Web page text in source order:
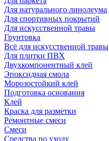
Для натурального линолеума
Для спортивных покрытий
Для искусственной травы
Грунтовка
Всё для искусственной травы
Для плитки ПВХ
Двухкомпонентный клей
Эпоксидная смола
Морозостойкий клей
Подготовка основания
Клей
Краска для разметки
Ремонтные смеси
Смеси
Средства по уходу